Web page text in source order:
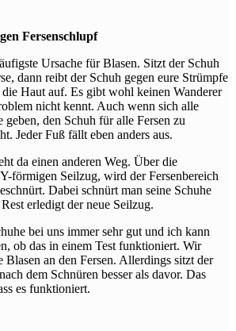
Fersenschlupf
Ursache für Blasen. Sitzt der Schuh
dann reibt der Schuh gegen eure Strümpfe
Haut auf. Es gibt wohl keinen Wanderer
nicht kennt. Auch wenn sich alle
den Schuh für alle Fersen zu
Jeder Fuß fällt eben anders aus.
da einen anderen Weg. Über die
förmigen Seilzug, wird der Fersenbereich
Dabei schnürt man seine Schuhe
erledigt der neue Seilzug.
bei uns immer sehr gut und ich kann
ob das in einem Test funktioniert. Wir
an den Fersen. Allerdings sitzt der
dem Schnüren besser als davor. Das
es funktioniert.